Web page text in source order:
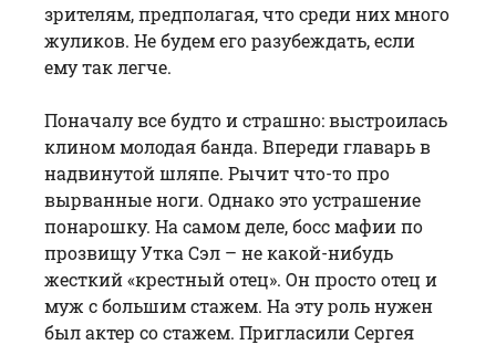
зрителям, предполагая, что среди них много
жуликов. Не будем его разубеждать, если
ему так легче.
Поначалу все будто и страшно: выстроилась
клином молодая банда. Впереди главарь в
надвинутой шляпе. Рычит что-то про
вырванные ноги. Однако это устрашение
понарошку. На самом деле, босс мафии по
прозвищу Утка Сэл – не какой-нибудь
жесткий «крестный отец». Он просто отец и
муж с большим стажем. На эту роль нужен
был актер со стажем. Пригласили Сергея